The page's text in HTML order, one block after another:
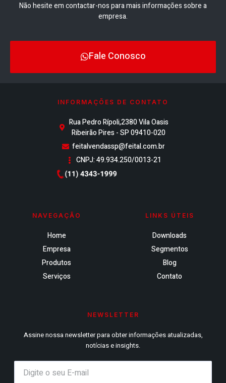
Não hesite em contactar-nos para mais informações sobre a
empresa.
Fale Conosco
INFORMAÇÕES DE CONTATO
Rua Pedro Rípoli,2380 Vila Oasis
Ribeirão Pires - SP 09410-020
feitalvendassp@feital.com.br
CNPJ: 49.934.250/0013-21
NAVEGAÇÃO
Home
Empresa
Produtos
Serviços
LINKS ÚTEIS
Downloads
Segmentos
Blog
Contato
NEWSLETTER
Assine nossa newsletter para obter informações atualizadas,
notícias e insights.